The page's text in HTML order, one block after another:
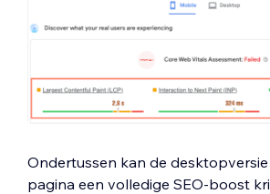
Ondertussen kan de
pagina een volledige SEO-boost